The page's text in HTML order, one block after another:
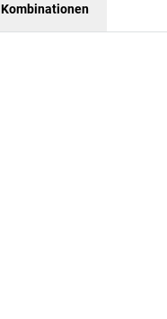
Kombinationen